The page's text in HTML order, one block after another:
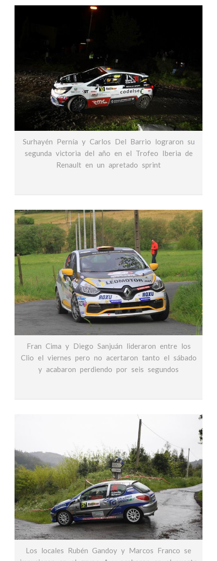
Surhayén Pernía y Carlos Del Barrio lograron su
segunda victoria del año en el Trofeo Iberia de
Renault en un apretado sprint
Fran Cima y Diego Sanjuán lideraron entre los
Clio el viernes pero no acertaron tanto el sábado
y acabaron perdiendo por seis segundos
Los locales Rubén Gandoy y Marcos Franco se